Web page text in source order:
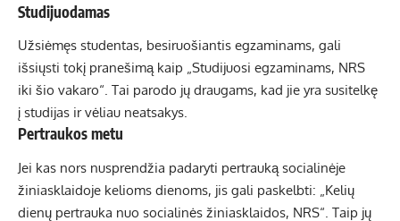
Studijuodamas
Užsiėmęs studentas, besiruošiantis egzaminams, gali
išsiųsti tokį pranešimą kaip „Studijuosi egzaminams, NRS
iki šio vakaro“. Tai parodo jų draugams, kad jie yra susitelkę
į studijas ir vėliau neatsakys.
Pertraukos metu
Jei kas nors nusprendžia padaryti pertrauką socialinėje
žiniasklaidoje kelioms dienoms, jis gali paskelbti: „Kelių
dienų pertrauka nuo socialinės žiniasklaidos, NRS“. Taip jų